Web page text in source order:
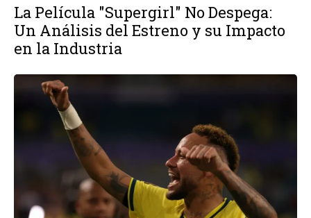
La Película "Supergirl" No Despega:
Un Análisis del Estreno y su Impacto
en la Industria